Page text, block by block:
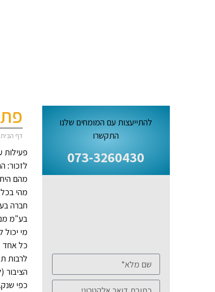
להתייעצות עם המומחים שלנו
התקשרו
073-3260430
דף הבית
פעילות
לזכור:
מהם
מהי
חברה
בע"מ
מי
לרבות
הציבור
כפי